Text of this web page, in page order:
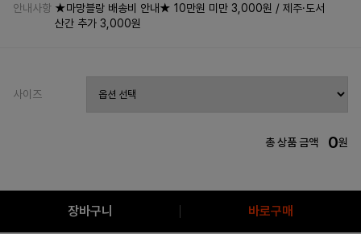
안내사항 ★마망블랑 배송비 안내★ 10만원 미만 3,000원 / 제주·도서
산간 추가 3,000원
사이즈
총 상품 금액 0원
장바구니 바로구매